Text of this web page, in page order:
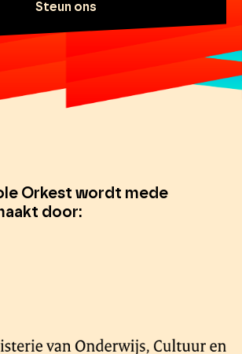
Steun ons
Orkest wordt mede
door: